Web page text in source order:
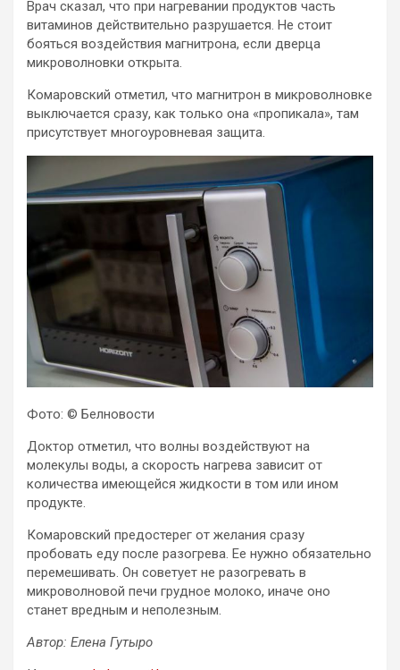
Врач сказал, что при нагревании продуктов часть
витаминов действительно разрушается. Не стоит
бояться воздействия магнитрона, если дверца
микроволновки открыта.
Комаровский отметил, что магнитрон в микроволновке
выключается сразу, как только она «пропикала», там
присутствует многоуровневая защита.
Фото: © Белновости
Доктор отметил, что волны воздействуют на
молекулы воды, а скорость нагрева зависит от
количества имеющейся жидкости в том или ином
продукте.
Комаровский предостерег от желания сразу
пробовать еду после разогрева. Ее нужно обязательно
перемешивать. Он советует не разогревать в
микроволновой печи грудное молоко, иначе оно
станет вредным и неполезным.
Автор: Елена Гутыро